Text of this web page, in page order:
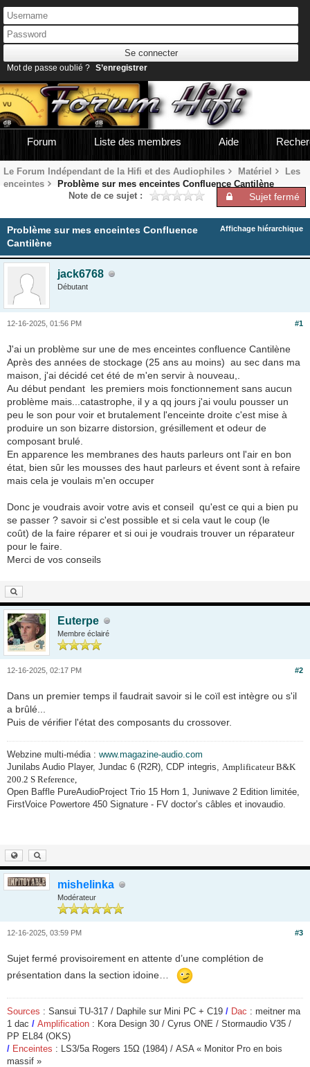
Mot de passe oublié ? S’enregistrer
Forum Liste des membres Aide
Le Forum Indépendant de la Hifi et des Audiophiles Matériel
Les
enceintes
Problème sur mes enceintes Confluence Cantilène
Sujet fermé
Note de ce sujet :
Affichage hiérarchique
Problème sur mes enceintes Confluence
Cantilène
jack6768
Débutant
#1
12-16-2025, 01:56 PM
J'ai un problème sur une de mes enceintes confluence Cantilène
Après des années de stockage (25 ans au moins) au sec dans ma
maison, j'ai décidé cet été de m'en servir à nouveau,.
Au début pendant les premiers mois fonctionnement sans aucun
problème mais...catastrophe, il y a qq jours j'ai voulu pousser un
peu le son pour voir et brutalement l'enceinte droite c'est mise à
produire un son bizarre distorsion, grésillement et odeur de
composant brulé.
En apparence les membranes des hauts parleurs ont l'air en bon
état, bien sûr les mousses des haut parleurs et évent sont à refaire
mais cela je voulais m'en occuper
Donc je voudrais avoir votre avis et conseil qu'est ce qui a bien pu
se passer ? savoir si c'est possible et si cela vaut le coup (le
coût) de la faire réparer et si oui je voudrais trouver un réparateur
pour le faire.
Merci de vos conseils
Euterpe
Membre éclairé
#2
12-16-2025, 02:17 PM
Dans un premier temps il faudrait savoir si le coïl est intègre ou s'il
a brûlé...
Puis de vérifier l'état des composants du crossover.
Webzine multi-média : www.magazine-audio.com
Junilabs Audio Player, Jundac 6 (R2R), CDP integris, Amplificateur B&K
200.2 S Reference,
Open Baffle PureAudioProject Trio 15 Horn 1, Juniwave 2 Edition limitée,
FirstVoice Powertore 450 Signature - FV doctor’s câbles et inovaudio.
mishelinka
Modérateur
#3
12-16-2025, 03:59 PM
Sujet fermé provisoirement en attente d’une complétion de
présentation dans la section idoine…
Sources : Sansui TU-317 / Daphile sur Mini PC + C19 / Dac : meitner ma
1 dac / Amplification : Kora Design 30 / Cyrus ONE / Stormaudio V35 /
PP EL84 (OKS)
/ Enceintes : LS3/5a Rogers 15Ω (1984) / ASA « Monitor Pro en bois
massif »